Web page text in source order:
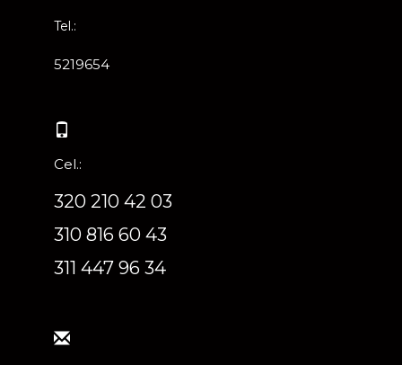
Tel.:
5219654
Cel.:
320 210 42 03
310 816 60 43
311 447 96 34